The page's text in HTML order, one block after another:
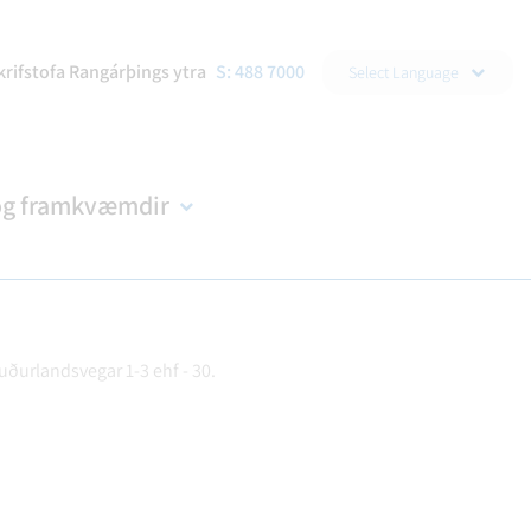
framkvæmdir
Rangárþings ytra S: 488 7000 Select Language
1-3 ehf - 30.